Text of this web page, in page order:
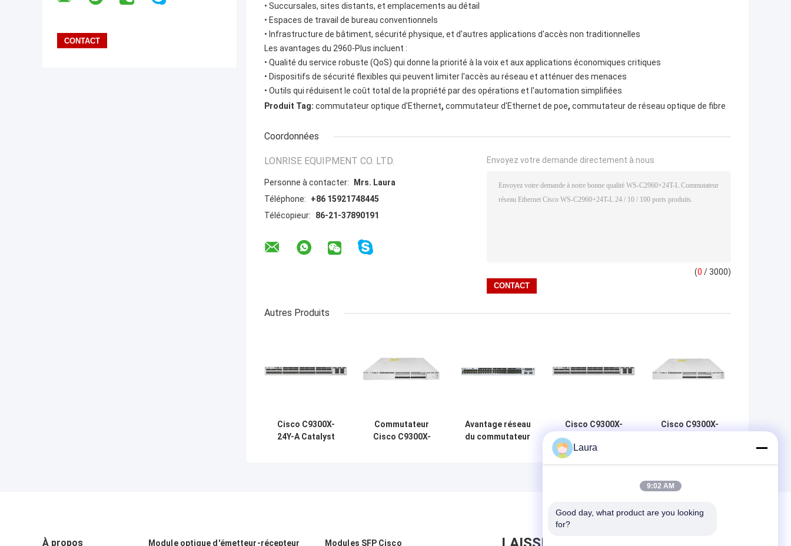
• Succursales, sites distants, et emplacements au détail
• Espaces de travail de bureau conventionnels
• Infrastructure de bâtiment, sécurité physique, et d'autres applications d'accès non traditionnelles
Les avantages du 2960-Plus incluent :
• Qualité du service robuste (QoS) qui donne la priorité à la voix et aux applications économiques critiques
• Dispositifs de sécurité flexibles qui peuvent limiter l'accès au réseau et atténuer des menaces
• Outils qui réduisent le coût total de la propriété par des opérations et l'automation simplifiées
Produit Tag: commutateur optique d'Ethernet, commutateur d'Ethernet de poe, commutateur de réseau optique de fibre
Coordonnées
LONRISE EQUIPMENT CO. LTD.
Personne à contacter:
Mrs. Laura
Téléphone:
+86 15921748445
Télécopieur:
86-21-37890191
Envoyez votre demande directement à nous
(0 / 3000)
Autres Produits
Cisco C9300X-
24Y-A Catalyst
Commutateur
Cisco C9300X-
Avantage réseau
du commutateur
Cisco C9300X-
24Y-E Catalyst
9300X
modulaires |
L&#39;essentiel
Cisco C9300X-
avec connexions
À propos Module optique d'émetteur-récepteur Modules SFP Cisco
Laura
9:02 AM
Good day, what product are you looking
for?